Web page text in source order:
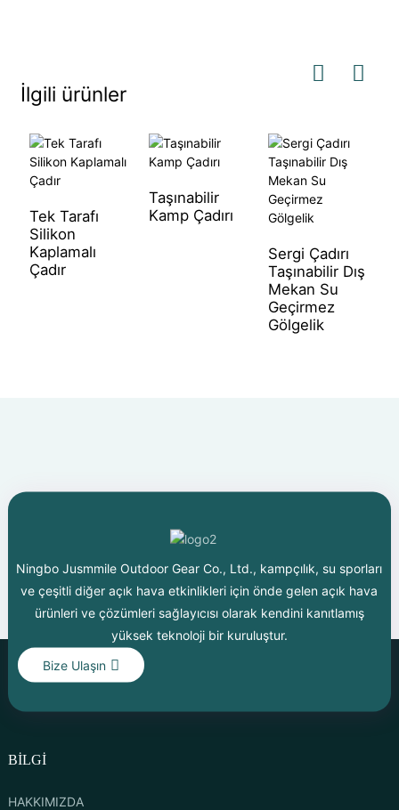
İlgili ürünler
Tek Tarafı
Silikon
Kaplamalı
Çadır
Taşınabilir
Kamp Çadırı
Sergi Çadırı
Taşınabilir Dış
Mekan Su
Geçirmez
Gölgelik
Ningbo Jusmmile Outdoor Gear Co., Ltd., kampçılık, su sporları
ve çeşitli diğer açık hava etkinlikleri için önde gelen açık hava
ürünleri ve çözümleri sağlayıcısı olarak kendini kanıtlamış
yüksek teknoloji bir kuruluştur.
Bize Ulaşın
BİLGİ
HAKKIMIZDA